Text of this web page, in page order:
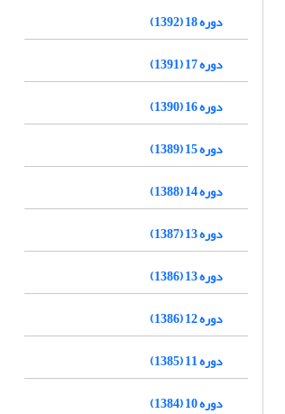
دوره 18 (1392)
دوره 17 (1391)
دوره 16 (1390)
دوره 15 (1389)
دوره 14 (1388)
دوره 13 (1387)
دوره 13 (1386)
دوره 12 (1386)
دوره 11 (1385)
دوره 10 (1384)